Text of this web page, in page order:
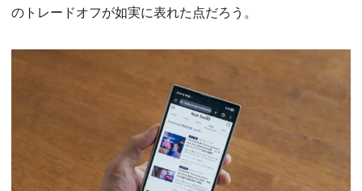
のトレードオフが如実に表れた点だろう。